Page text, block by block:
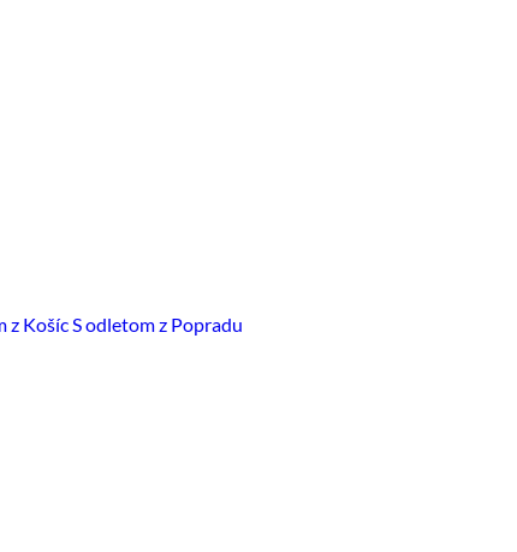
z KošícS odletom z Popradu